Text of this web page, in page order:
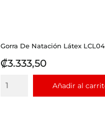
Gorra De Natación Látex
Precio
₡3.333,50
Añadir al